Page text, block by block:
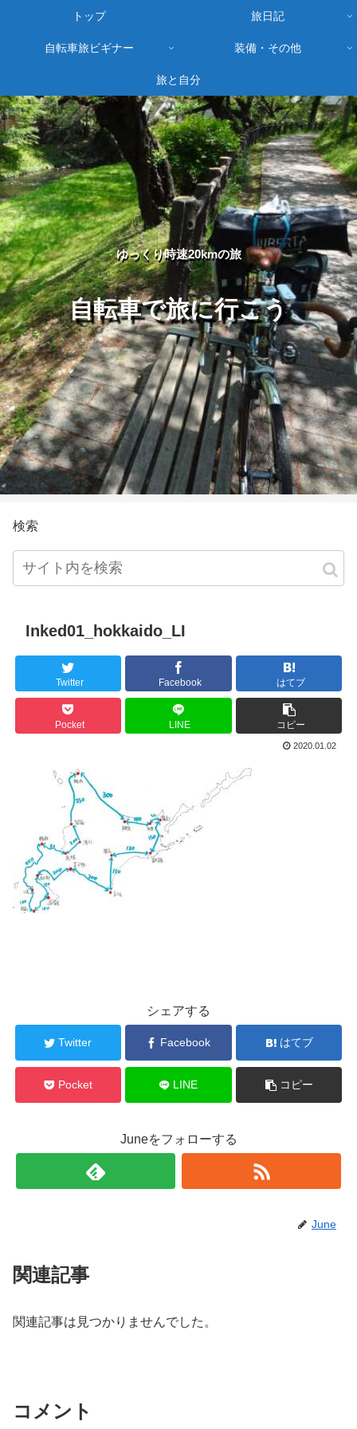
ゆっくり時速20kmの旅
自転車で旅に行こう
トップ 旅日記
自転車旅ビギナー 装備・その他
旅と自分
検索
Inked01_hokkaido_LI
Twitter Facebook はてブ
Pocket LINE コピー
2020.01.02
シェアする
Twitter Facebook はてブ
Pocket LINE コピー
Juneをフォローする
June
関連記事
関連記事は見つかりませんでした。
コメント